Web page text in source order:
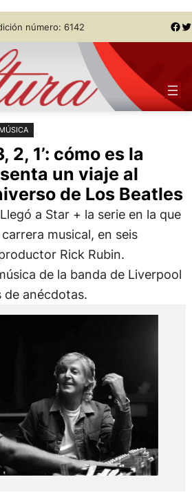
número: 6142 Facebook Twitter
MÚSICA
2, 1’: cómo es la
un viaje al
de Los Beatles
a Star + la serie en la que
musical, en seis
Rick Rubin.
de la banda de Liverpool
anécdotas.